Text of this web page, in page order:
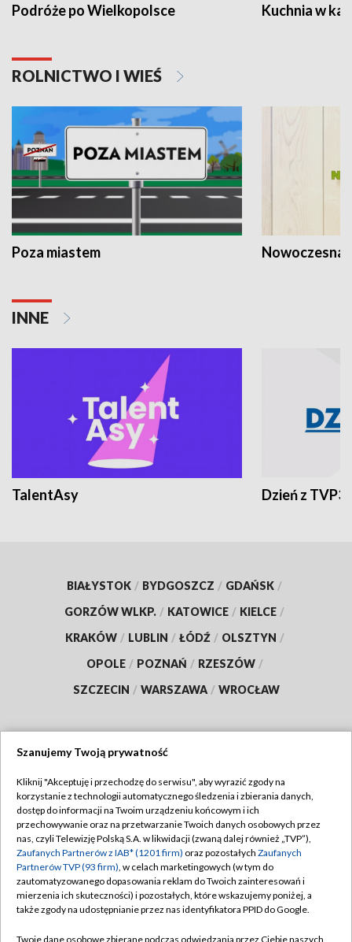
Podróże po Wielkopolsce Kuchnia w
ROLNICTWO I WIEŚ
Poza miastem Nowoczesna
INNE
TalentAsy Dzień z TVP3
BIAŁYSTOK / BYDGOSZCZ / GDAŃSK /
GORZÓW WLKP. / KATOWICE / KIELCE /
KRAKÓW / LUBLIN / ŁÓDŹ / OLSZTYN /
OPOLE / POZNAŃ / RZESZÓW /
SZCZECIN / WARSZAWA / WROCŁAW
TVP
Abonament TVP
Emisja w TVP
Centrum informacji TVP
Naziemna Telewizja Cyfrowa
Regulamin TVP
Polityka prywatności
Moje zgody
Pomoc
Szanujemy Twoją prywatność
Kliknij "Akceptuję i przechodzę do serwisu", aby wyrazić zgody na
korzystanie z technologii automatycznego śledzenia i zbierania danych,
dostęp do informacji na Twoim urządzeniu końcowym i ich
przechowywanie oraz na przetwarzanie Twoich danych osobowych przez
nas, czyli Telewizję Polską S.A. w likwidacji (zwaną dalej również „TVP”),
Zaufanych Partnerów z IAB* (1201 firm) oraz pozostałych Zaufanych
Partnerów TVP (93 firm), w celach marketingowych (w tym do
zautomatyzowanego dopasowania reklam do Twoich zainteresowań i
mierzenia ich skuteczności) i pozostałych, które wskazujemy poniżej, a
także zgody na udostępnianie przez nas identyfikatora PPID do Google.
Twoje dane osobowe zbierane podczas odwiedzania przez Ciebie naszych